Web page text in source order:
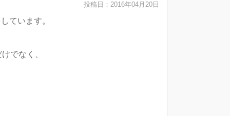
投稿日：2016年04月20日
ています。
でなく、